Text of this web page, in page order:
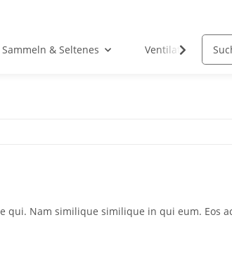
Sammeln & Seltenes Ventilatoren
qui. Nam similique similique in qui eum. Eos